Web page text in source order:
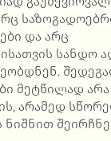
და არც
სანდო
მეტწილად არა
არამედ